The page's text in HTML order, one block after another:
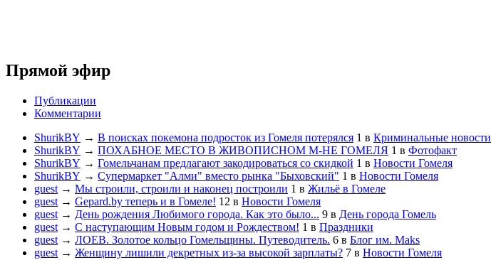
Прямой эфир
Публикации
Комментарии
ShurikBY → В поисках покемона подросток из Гомеля потерялся 1 в Криминальные новости
ShurikBY → ПОХАБНОЕ МЕСТО В ЖИВОПИСНОМ М-НЕ ГОМЕЛЯ 1 в Фотофакт
ShurikBY → Гомельчанам предлагают закодироваться со скидкой 1 в Новости Гомеля
ShurikBY → Супермаркет "Алми" вместо рынка "Быховский" 1 в Новости Гомеля
guest → Мы строили, строили и наконец построили 1 в Жильё в Гомеле
guest → Gepard.by теперь и в Гомеле! 12 в Новости Гомеля
guest → День рождения Любимого города. Как это было... 9 в День города Гомель
guest → С наступающим Новым годом и Рождеством! 1 в Праздники
guest → ЛОЕВ. Золотое кольцо Гомельщины. Путеводитель. 6 в Блог им. Maks
guest → Женщину лишили декретных из-за высокой зарплаты? 7 в Новости Гомеля